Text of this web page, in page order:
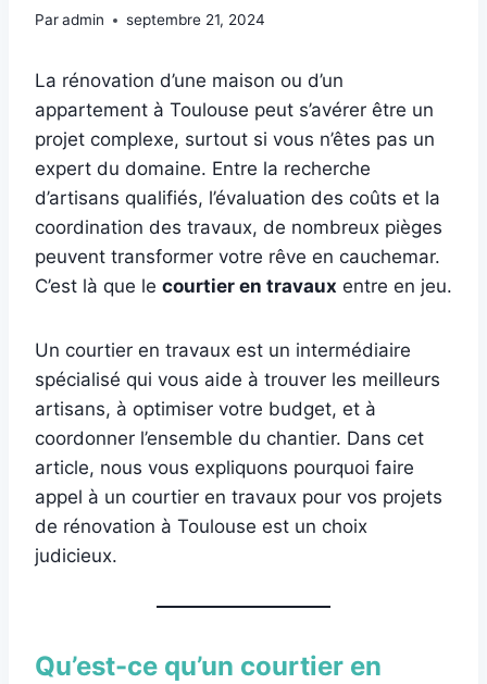
Paradmin septembre 21, 2024
La rénovation d’une maison ou d’un
appartement à Toulouse peut s’avérer être un
projet complexe, surtout si vous n’êtes pas un
expert du domaine. Entre la recherche
d’artisans qualifiés, l’évaluation des coûts et la
coordination des travaux, de nombreux pièges
peuvent transformer votre rêve en cauchemar.
C’est là que le courtier en travaux entre en jeu.
Un courtier en travaux est un intermédiaire
spécialisé qui vous aide à trouver les meilleurs
artisans, à optimiser votre budget, et à
coordonner l’ensemble du chantier. Dans cet
article, nous vous expliquons pourquoi faire
appel à un courtier en travaux pour vos projets
de rénovation à Toulouse est un choix
judicieux.
Qu’est-ce qu’un courtier en